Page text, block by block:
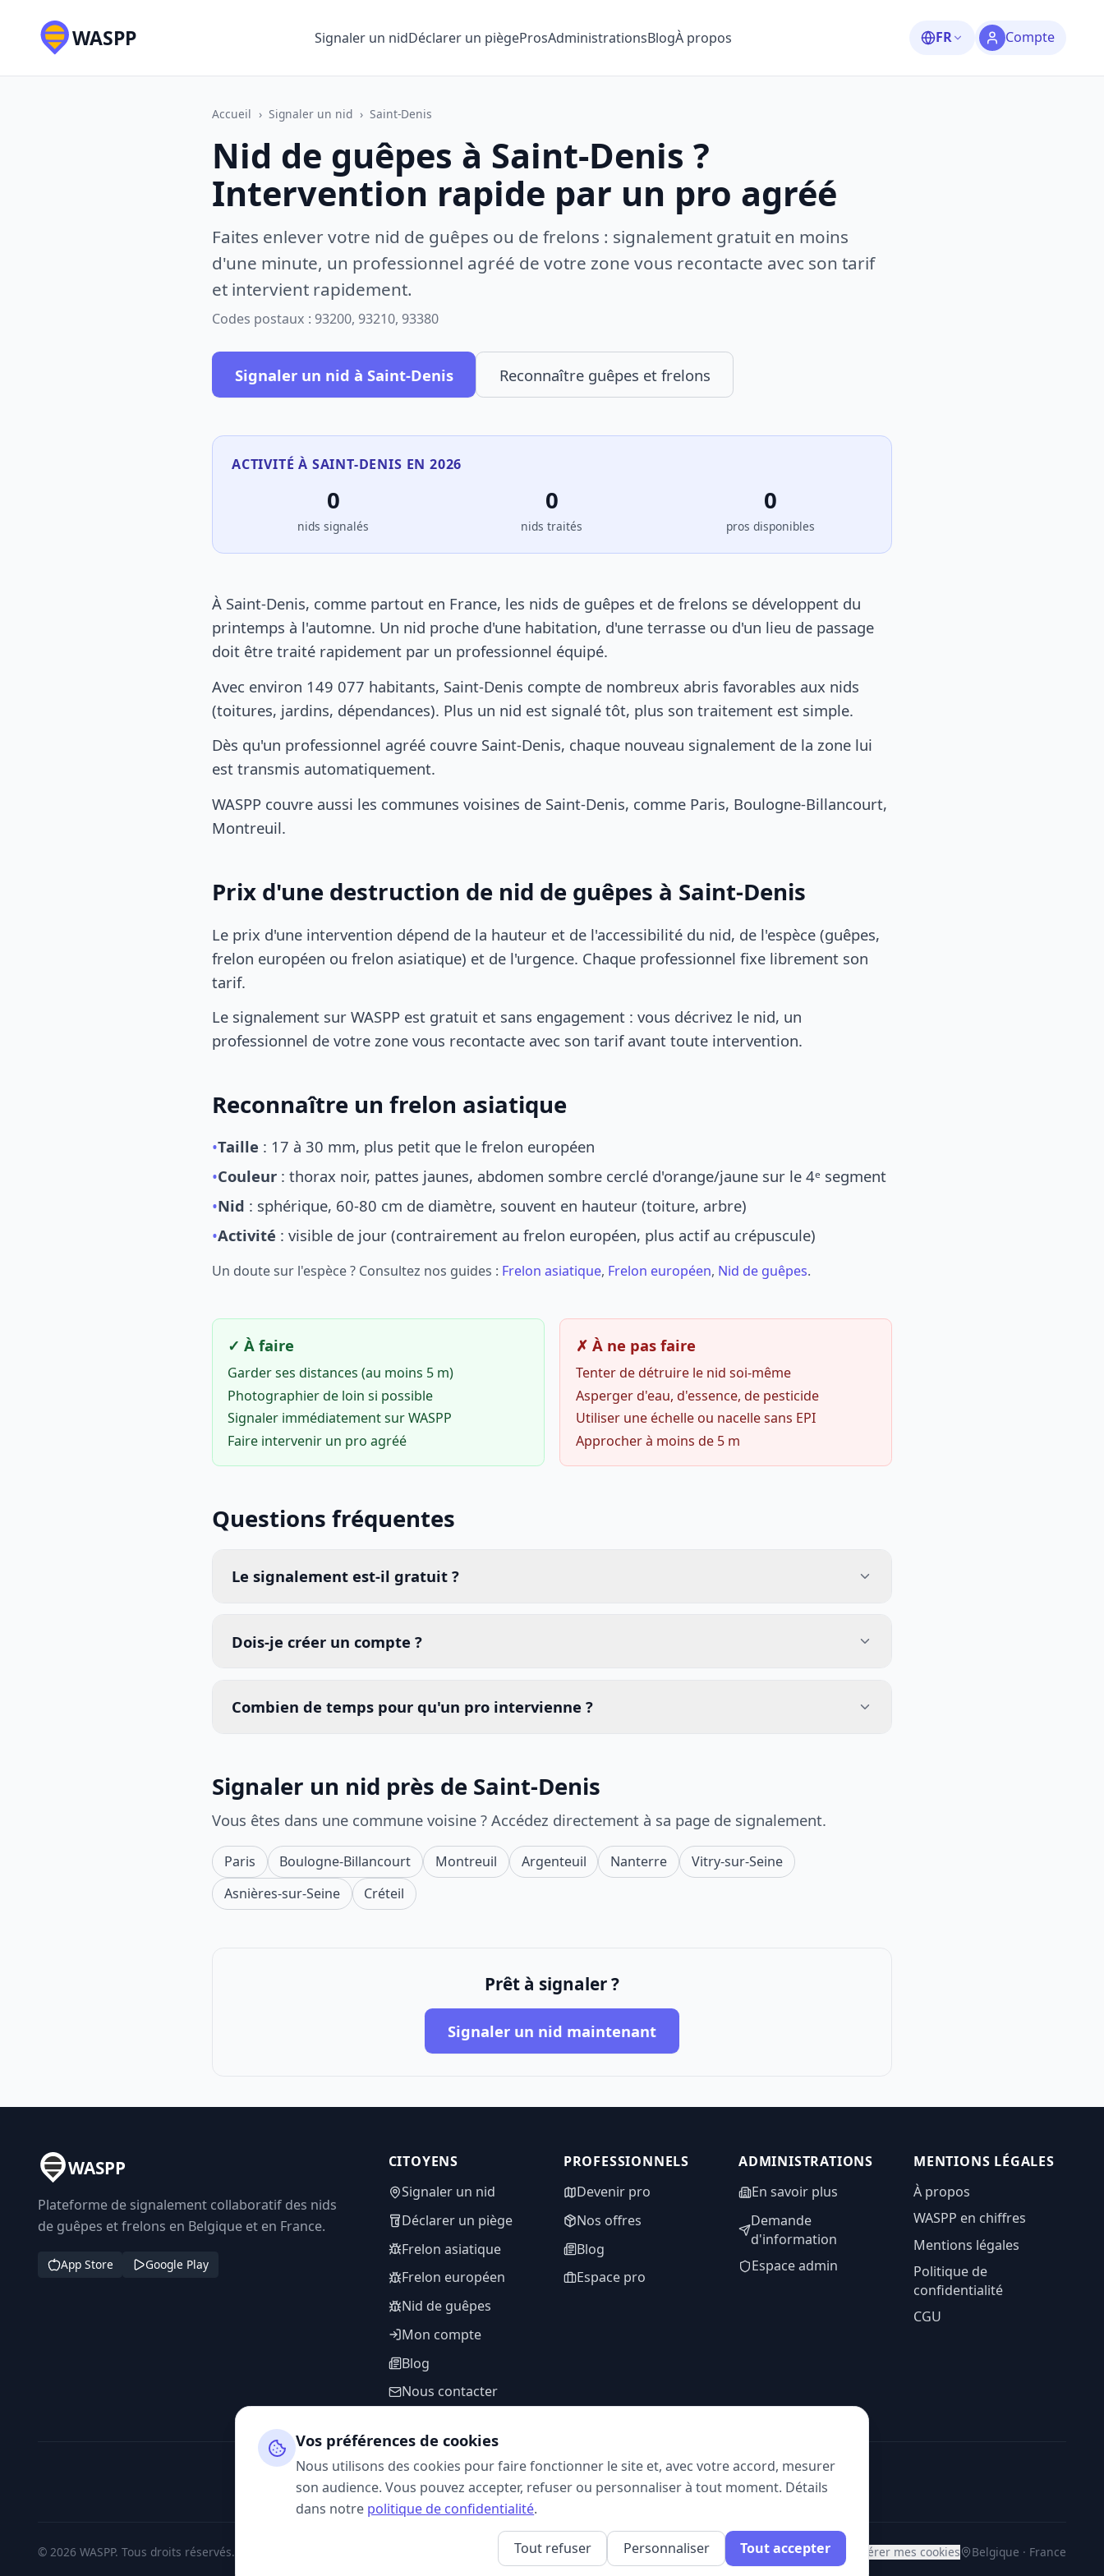
WASPP Signaler un nidDéclarer un piègeProsAdministrationsBlogÀ propos FR Compte
Accueil › Signaler un nid › Saint-Denis
Nid de guêpes à Saint-Denis ?
Intervention rapide par un pro agréé
Faites enlever votre nid de guêpes ou de frelons : signalement gratuit en moins
d'une minute, un professionnel agréé de votre zone vous recontacte avec son tarif
et intervient rapidement.
Codes postaux : 93200, 93210, 93380
Signaler un nid à Saint-Denis Reconnaître guêpes et frelons
ACTIVITÉ À SAINT-DENIS EN 2026
0
nids signalés
0
nids traités
0
pros disponibles
À Saint-Denis, comme partout en France, les nids de guêpes et de frelons se développent du
printemps à l'automne. Un nid proche d'une habitation, d'une terrasse ou d'un lieu de passage
doit être traité rapidement par un professionnel équipé.
Avec environ 149 077 habitants, Saint-Denis compte de nombreux abris favorables aux nids
(toitures, jardins, dépendances). Plus un nid est signalé tôt, plus son traitement est simple.
Dès qu'un professionnel agréé couvre Saint-Denis, chaque nouveau signalement de la zone lui
est transmis automatiquement.
WASPP couvre aussi les communes voisines de Saint-Denis, comme Paris, Boulogne-Billancourt,
Montreuil.
Prix d'une destruction de nid de guêpes à Saint-Denis
Le prix d'une intervention dépend de la hauteur et de l'accessibilité du nid, de l'espèce (guêpes,
frelon européen ou frelon asiatique) et de l'urgence. Chaque professionnel fixe librement son
tarif.
Le signalement sur WASPP est gratuit et sans engagement : vous décrivez le nid, un
professionnel de votre zone vous recontacte avec son tarif avant toute intervention.
Reconnaître un frelon asiatique
•Taille : 17 à 30 mm, plus petit que le frelon européen
•Couleur : thorax noir, pattes jaunes, abdomen sombre cerclé d'orange/jaune sur le 4ᵉ segment
•Nid : sphérique, 60-80 cm de diamètre, souvent en hauteur (toiture, arbre)
•Activité : visible de jour (contrairement au frelon européen, plus actif au crépuscule)
Un doute sur l'espèce ? Consultez nos guides : Frelon asiatique, Frelon européen, Nid de guêpes.
✓ À faire
Garder ses distances (au moins 5 m)
Photographier de loin si possible
Signaler immédiatement sur WASPP
Faire intervenir un pro agréé
✗ À ne pas faire
Tenter de détruire le nid soi-même
Asperger d'eau, d'essence, de pesticide
Utiliser une échelle ou nacelle sans EPI
Approcher à moins de 5 m
Questions fréquentes
Le signalement est-il gratuit ?
Dois-je créer un compte ?
Combien de temps pour qu'un pro intervienne ?
Signaler un nid près de Saint-Denis
Vous êtes dans une commune voisine ? Accédez directement à sa page de signalement.
Paris Boulogne-Billancourt Montreuil Argenteuil Nanterre
Vitry-sur-Seine
Asnières-sur-Seine
Créteil
Prêt à signaler ?
Signaler un nid maintenant
WASPP
Plateforme de signalement collaboratif des nids
de guêpes et frelons en Belgique et en France.
App Store Google Play
CITOYENS
Signaler un nid
Déclarer un piège
Frelon asiatique
Frelon européen
Nid de guêpes
Mon compte
Blog
Nous contacter
PROFESSIONNELS
Devenir pro
Nos offres
Blog
Espace pro
ADMINISTRATIONS
En savoir plus
Demande
d'information
Espace admin
MENTIONS LÉGALES
À propos
WASPP en chiffres
Mentions légales
Politique de
confidentialité
CGU
SUIVEZ-NOUS
© 2026 WASPP. Tous droits réservés. Gérer mes cookies Belgique · France
Vos préférences de cookies
Nous utilisons des cookies pour faire fonctionner le site et, avec votre accord, mesurer
son audience. Vous pouvez accepter, refuser ou personnaliser à tout moment. Détails
dans notre politique de confidentialité.
Tout refuser Personnaliser Tout accepter